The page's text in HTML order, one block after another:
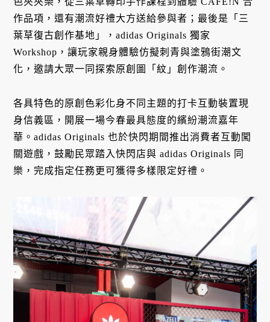
作品項，還有潮流好禮大方送給參與者；最後是「三
葉草復古創作基地」，adidas Originals 獨家
Workshop，讓玩家親身體驗仿擬刺青與塗鴉街潮文
化，邀請大眾一同探索原創圖「紋」創作潮流。
各具特色的原創色彩化身不同主題的打卡互動裝置現
身信義區，開展一場今春最具態度的繽紛潮流嘉年
華。adidas Originals 也於快閃期間推出消費者互動闖
關遊戲，鼓勵民眾踏入快閃店與 adidas Originals 同
樂，完成指定任務更可獲得多樣限定好禮。